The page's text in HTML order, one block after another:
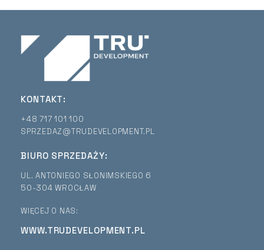
KONTAKT:
+48 717 101 100
SPRZEDAZ@TRUDEVELOPMENT.PL
BIURO SPRZEDAŻY:
UL. ANTONIEGO SŁONIMSKIEGO 6
50-304 WROCŁAW
WIĘCEJ O NAS:
WWW.TRUDEVELOPMENT.PL